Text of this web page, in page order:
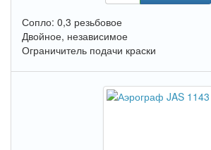
Сопло: 0,3 резьбовое
Двойное, независимое
Ограничитель подачи краски